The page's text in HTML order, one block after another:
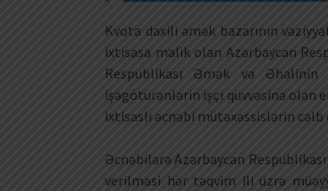
Kvota daxili əmək bazarının
ixtisasa malik olan Azərbaycan
Respublikası Əmək və
işəgötürənlərin işçi qüvvəsinə olan
ixtisaslı əcnəbi mütəxəssislərin
Əcnəbilərə Azərbaycan
verilməsi hər təqvim ili üzrə